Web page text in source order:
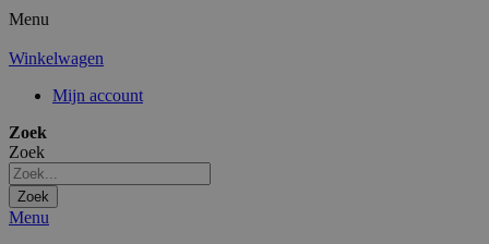
Menu
Winkelwagen
Mijn account
Zoek
Zoek
Zoek
Menu